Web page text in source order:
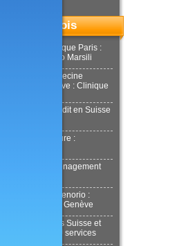
Top du mois
Chirurgie esthétique Paris :
Docteur Riccardo Marsili
Chirurgie et Médecine
esthétique Genève : Clinique
Demande de crédit en Suisse
Location de voiture :
LaPuerta : Déménagement
Docteur Xavier Tenorio :
Aesthetics Clinic Genève
Déménagements Suisse et
international : NJ services